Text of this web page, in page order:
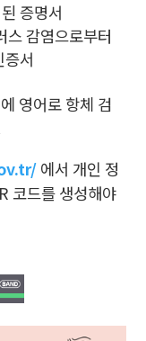
증명서
감염으로부터
증서
영어로 항체 검
에서 개인 정
코드를 생성해야